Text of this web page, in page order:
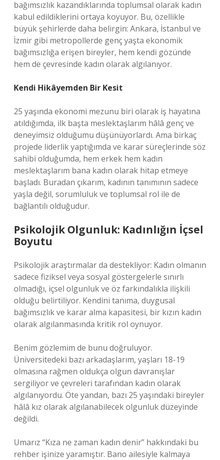
bağımsızlık kazandıklarında toplumsal olarak kadın
kabul edildiklerini ortaya koyuyor. Bu, özellikle
büyük şehirlerde daha belirgin: Ankara, İstanbul ve
İzmir gibi metropollerde genç yaşta ekonomik
bağımsızlığa erişen bireyler, hem kendi gözünde
hem de çevresinde kadın olarak algılanıyor.
Kendi Hikâyemden Bir Kesit
25 yaşında ekonomi mezunu biri olarak iş hayatına
atıldığımda, ilk başta meslektaşlarım hâlâ genç ve
deneyimsiz olduğumu düşünüyorlardı. Ama birkaç
projede liderlik yaptığımda ve karar süreçlerinde söz
sahibi olduğumda, hem erkek hem kadın
meslektaşlarım bana kadın olarak hitap etmeye
başladı. Buradan çıkarım, kadının tanımının sadece
yaşla değil, sorumluluk ve toplumsal rol ile de
bağlantılı olduğudur.
Psikolojik Olgunluk: Kadınlığın İçsel
Boyutu
Psikolojik araştırmalar da destekliyor: Kadın olmanın
sadece fiziksel veya sosyal göstergelerle sınırlı
olmadığı, içsel olgunluk ve öz farkındalıkla ilişkili
olduğu belirtiliyor. Kendini tanıma, duygusal
bağımsızlık ve karar alma kapasitesi, bir kızın kadın
olarak algılanmasında kritik rol oynuyor.
Benim gözlemim de bunu doğruluyor.
Üniversitedeki bazı arkadaşlarım, yaşları 18-19
olmasına rağmen oldukça olgun davranışlar
sergiliyor ve çevreleri tarafından kadın olarak
algılanıyordu. Öte yandan, bazı 25 yaşındaki bireyler
hâlâ kız olarak algılanabilecek olgunluk düzeyinde
değildi.
Umarız “Kıza ne zaman kadın denir” hakkındaki bu
rehber işinize yaramıştır. Bano ailesiyle kalmaya